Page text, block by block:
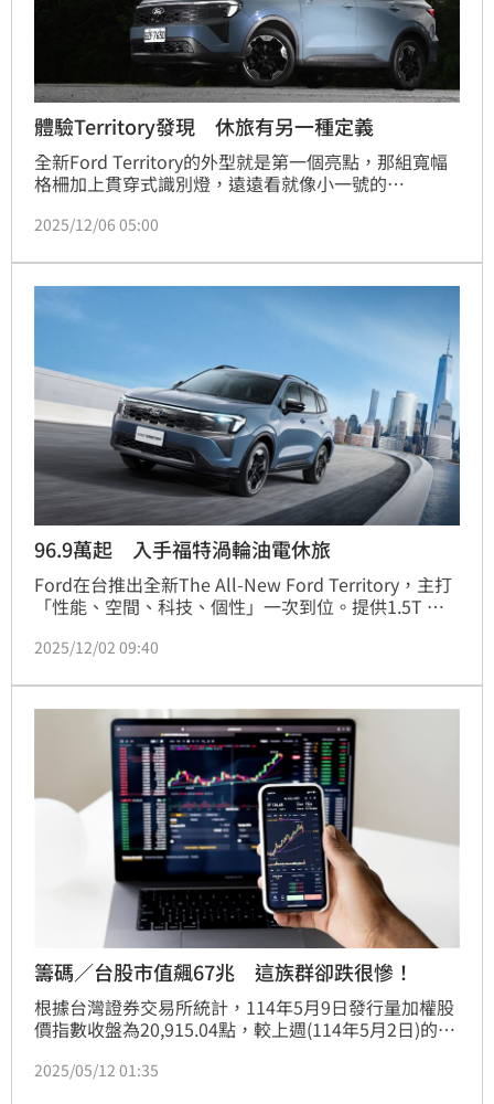
體驗Territory發現 休旅有另一種定義
全新Ford Territory的外型就是第一個亮點，那組寬幅
格柵加上貫穿式識別燈，遠遠看就像小一號的
藍」車色，本人比官方圖更有金屬質感，陽光照下去帶
來，瞬間讓我聯想到Mustang的經典味道。雖然是家庭
SUV，但整體風格完全是「我可以帶小孩，但我還是很
潮」。
2025/12/06 05:00
96.9萬起 入手福特渦輪油電休旅
Ford在台推出全新The All-New Ford Territory，主打
「性能、空間、科技、個性」一次到位。提供1.5T
力，1.5T渦輪汽油售價84.9 萬起（含補助），油電原
助）。現在入主還能把價值超過 8 萬元的早鳥禮帶回
家，試駕活動從 12 月 13 日起全面展開。
2025/12/02 09:40
籌碼／台股市值飆67兆 這族群卻跌很慘！
根據台灣證券交易所統計，114年5月9日發行量加權股
價指數收盤為20,915.04點，較上週(114年5月2日)的
指數方面，漲幅以油電燃氣類指數上漲9.44%為最大，
2025/05/12 01:35